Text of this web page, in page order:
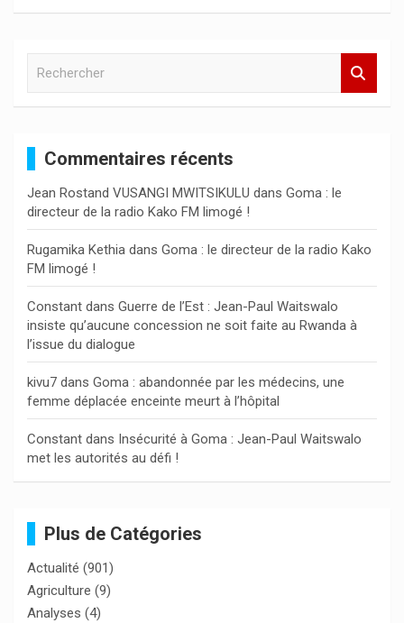
c
h
e
r
Commentaires récents
Jean Rostand VUSANGI MWITSIKULU dans Goma : le
directeur de la radio Kako FM limogé !
Rugamika Kethia dans Goma : le directeur de la radio Kako
FM limogé !
Constant dans Guerre de l’Est : Jean-Paul Waitswalo
insiste qu’aucune concession ne soit faite au Rwanda à
l’issue du dialogue
kivu7 dans Goma : abandonnée par les médecins, une
femme déplacée enceinte meurt à l’hôpital
Constant dans Insécurité à Goma : Jean-Paul Waitswalo
met les autorités au défi !
Plus de Catégories
Actualité (901)
Agriculture (9)
Analyses (4)